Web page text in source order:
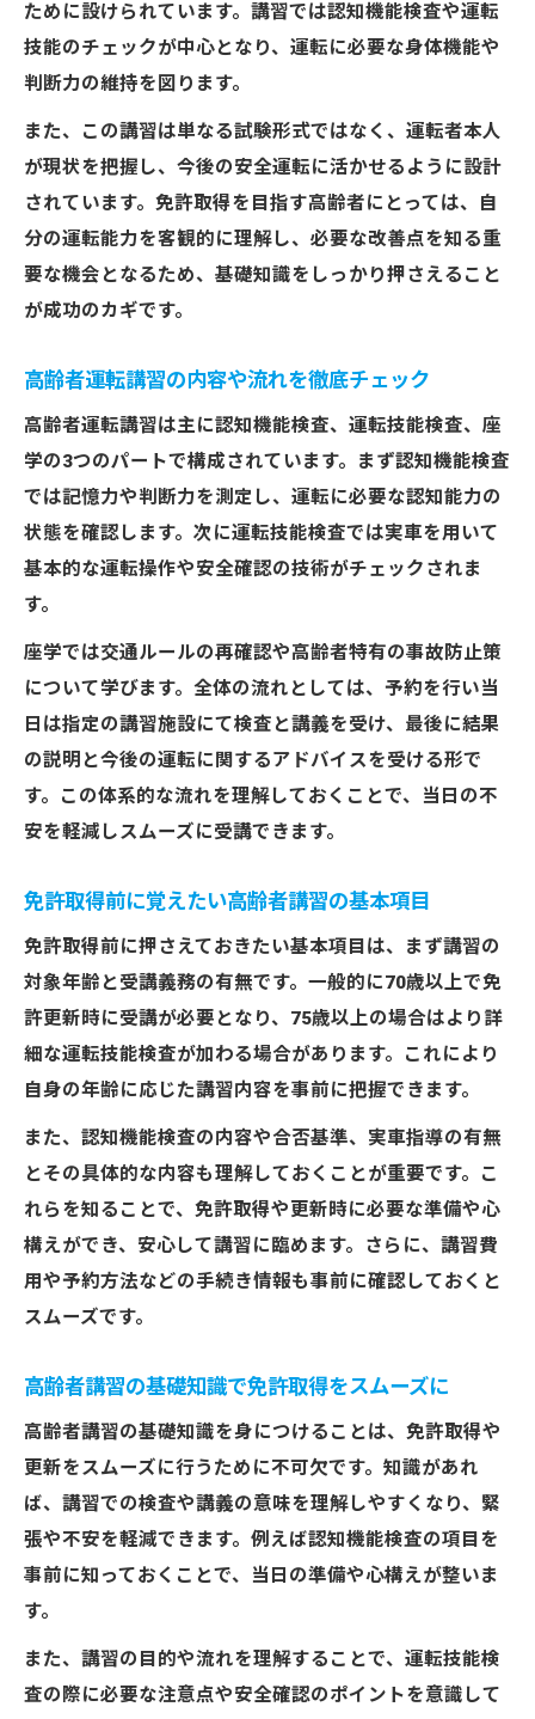
ために設けられています。講習では認知機能検査や運転
技能のチェックが中心となり、運転に必要な身体機能や
判断力の維持を図ります。
また、この講習は単なる試験形式ではなく、運転者本人
が現状を把握し、今後の安全運転に活かせるように設計
されています。免許取得を目指す高齢者にとっては、自
分の運転能力を客観的に理解し、必要な改善点を知る重
要な機会となるため、基礎知識をしっかり押さえること
が成功のカギです。
高齢者運転講習の内容や流れを徹底チェック
高齢者運転講習は主に認知機能検査、運転技能検査、座
学の3つのパートで構成されています。まず認知機能検査
では記憶力や判断力を測定し、運転に必要な認知能力の
状態を確認します。次に運転技能検査では実車を用いて
基本的な運転操作や安全確認の技術がチェックされま
す。
座学では交通ルールの再確認や高齢者特有の事故防止策
について学びます。全体の流れとしては、予約を行い当
日は指定の講習施設にて検査と講義を受け、最後に結果
の説明と今後の運転に関するアドバイスを受ける形で
す。この体系的な流れを理解しておくことで、当日の不
安を軽減しスムーズに受講できます。
免許取得前に覚えたい高齢者講習の基本項目
免許取得前に押さえておきたい基本項目は、まず講習の
対象年齢と受講義務の有無です。一般的に70歳以上で免
許更新時に受講が必要となり、75歳以上の場合はより詳
細な運転技能検査が加わる場合があります。これにより
自身の年齢に応じた講習内容を事前に把握できます。
また、認知機能検査の内容や合否基準、実車指導の有無
とその具体的な内容も理解しておくことが重要です。こ
れらを知ることで、免許取得や更新時に必要な準備や心
構えができ、安心して講習に臨めます。さらに、講習費
用や予約方法などの手続き情報も事前に確認しておくと
スムーズです。
高齢者講習の基礎知識で免許取得をスムーズに
高齢者講習の基礎知識を身につけることは、免許取得や
更新をスムーズに行うために不可欠です。知識があれ
ば、講習での検査や講義の意味を理解しやすくなり、緊
張や不安を軽減できます。例えば認知機能検査の項目を
事前に知っておくことで、当日の準備や心構えが整いま
す。
また、講習の目的や流れを理解することで、運転技能検
査の際に必要な注意点や安全確認のポイントを意識して